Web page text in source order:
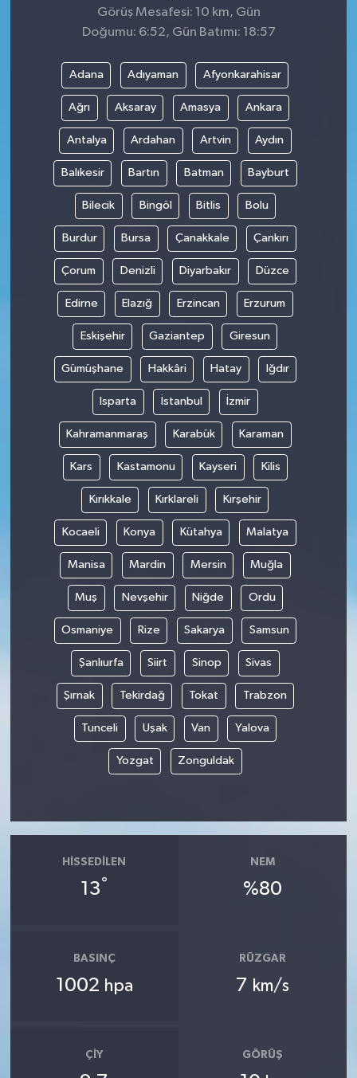
Görüş Mesafesi: 10 km, Gün
Doğumu: 6:52, Gün Batımı: 18:57
Adana Adıyaman Afyonkarahisar
Ağrı Aksaray Amasya Ankara
Antalya Ardahan Artvin Aydın
Balıkesir Bartın Batman Bayburt
Bilecik Bingöl Bitlis Bolu
Burdur Bursa Çanakkale Çankırı
Çorum Denizli Diyarbakır Düzce
Edirne Elazığ Erzincan Erzurum
Eskişehir Gaziantep Giresun
Gümüşhane Hakkâri Hatay Iğdır
Isparta İstanbul İzmir
Kahramanmaraş Karabük Karaman
Kars Kastamonu Kayseri Kilis
Kırıkkale Kırklareli Kırşehir
Kocaeli Konya Kütahya Malatya
Manisa Mardin Mersin Muğla
Muş Nevşehir Niğde Ordu
Osmaniye Rize Sakarya Samsun
Şanlıurfa Siirt Sinop Sivas
Şırnak Tekirdağ Tokat Trabzon
Tunceli Uşak Van Yalova
Yozgat Zonguldak
HISSEDILEN
13°
NEM
%80
BASINÇ
1002 hpa
RÜZGAR
7 km/s
ÇIY GÖRÜŞ